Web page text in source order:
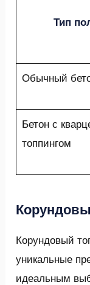
Тип
Обычный
Бетон с
топпингом
Корундовый
уникальные
идеальным